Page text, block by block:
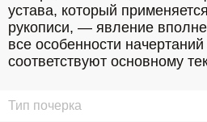
устава, который
рукописи, — явление
все особенности
соответствуют основному
Тип почерка